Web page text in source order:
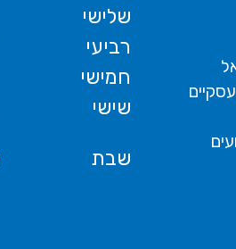
שלישי
רביעי
חמישי
שישי
שבת